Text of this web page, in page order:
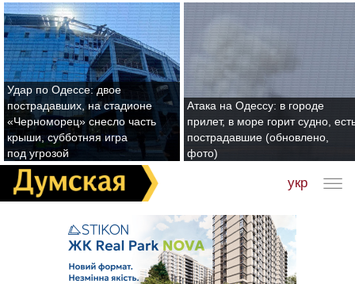
Удар по Одессе: двое
пострадавших, на стадионе
«Черноморец» снесло часть
крыши, субботняя игра
под угрозой
Атака на Одессу: в городе
прилет, в море горит судно,
пострадавшие (обновлено,
фото)
укр